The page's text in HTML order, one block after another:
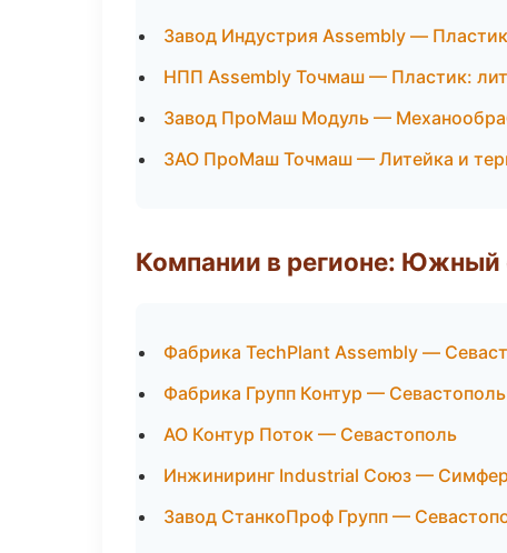
Завод Индустрия Assembly —
НПП Assembly Точмаш — Пластик:
Завод ПроМаш Модуль —
ЗАО ПроМаш Точмаш — Литейка и
Компании в регионе: Южный
Фабрика TechPlant Assembly —
Фабрика Групп Контур — Севастополь
АО Контур Поток — Севастополь
Инжиниринг Industrial Союз —
Завод СтанкоПроф Групп —